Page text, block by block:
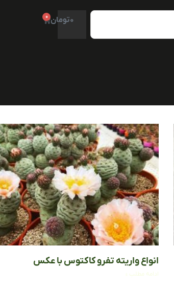
0تومان 0
انواع واریته تفرو کاکتوس با عکس
ادامه مطلب »